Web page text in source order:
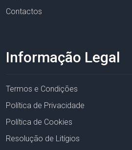
Contactos
Informação Legal
Termos e Condições
Política de Privacidade
Política de Cookies
Resolução de Litígios